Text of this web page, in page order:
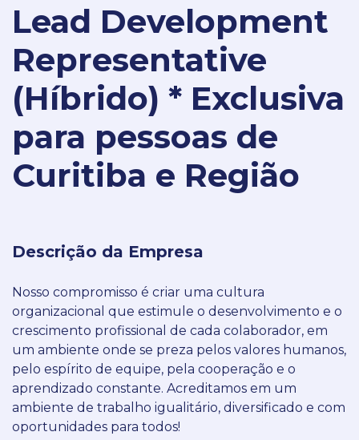
Lead Development
Representative
(Híbrido) * Exclusiva
para pessoas de
Curitiba e Região
Descrição da Empresa
Nosso compromisso é criar uma cultura
organizacional que estimule o desenvolvimento e o
crescimento profissional de cada colaborador, em
um ambiente onde se preza pelos valores humanos,
pelo espírito de equipe, pela cooperação e o
aprendizado constante. Acreditamos em um
ambiente de trabalho igualitário, diversificado e com
oportunidades para todos!